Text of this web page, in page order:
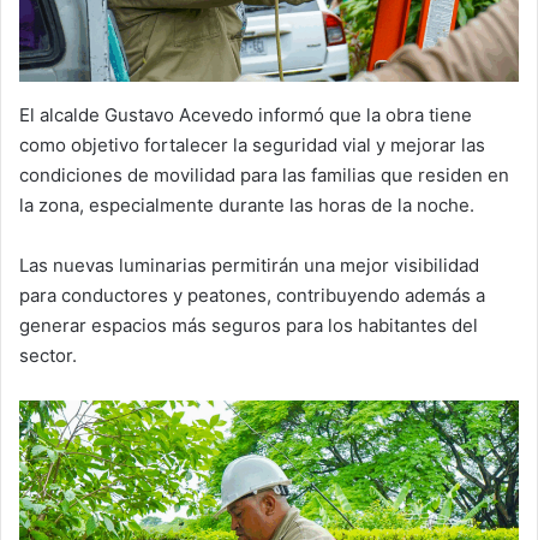
El alcalde Gustavo Acevedo informó que la obra tiene
como objetivo fortalecer la seguridad vial y mejorar las
condiciones de movilidad para las familias que residen en
la zona, especialmente durante las horas de la noche.
Las nuevas luminarias permitirán una mejor visibilidad
para conductores y peatones, contribuyendo además a
generar espacios más seguros para los habitantes del
sector.